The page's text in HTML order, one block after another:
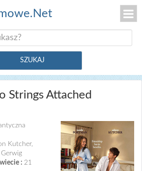
Strings Attached
Kutcher,
: 21